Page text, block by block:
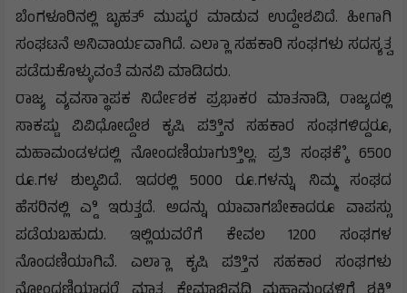
ಬೆಂಗಳೂರಿನಲ್ಲಿ ಬೃಹತ್ ಮುಷ್ಕರ ಮಾಡುವ ಉದ್ದೇಶವಿದೆ. ಹೀಗಾಗಿ
ಸಂಘಟನೆ ಅನಿವಾರ್ಯವಾಗಿದೆ. ಎಲ್ಲಾಾ ಸಹಕಾರಿ ಸಂಘಗಳು ಸದಸ್ಯತ್ವ
ಪಡೆದುಕೊಳ್ಳುವಂತೆ ಮನವಿ ಮಾಡಿದರು.
ರಾಜ್ಯ ವ್ಯವಸ್ಥಾಾಪಕ ನಿರ್ದೇಶಕ ಪ್ರಭಾಕರ ಮಾತನಾಡಿ, ರಾಜ್ಯದಲ್ಲಿ
ಸಾಕಷ್ಟು ವಿವಿಧೋದ್ದೇಶ ಕೃಷಿ ಪತ್ತಿಿನ ಸಹಕಾರ ಸಂಘಗಳಿದ್ದರೂ,
ಮಹಾಮಂಡಳದಲ್ಲಿ ನೋಂದಣಿಯಾಗುತ್ತಿಿಲ್ಲ. ಪ್ರತಿ ಸಂಘಕ್ಕೆೆ 6500
ರೂ.ಗಳ ಶುಲ್ಕವಿದೆ. ಇದರಲ್ಲಿ 5000 ರೂ.ಗಳನ್ನು ನಿಮ್ಮ ಸಂಘದ
ಹೆಸರಿನಲ್ಲಿ ಎ್ಡಿ ಇರುತ್ತದೆ. ಅದನ್ನು ಯಾವಾಗಬೇಕಾದರೂ ವಾಪಸ್ಸು
ಪಡೆಯಬಹುದು. ಇಲ್ಲಿಯವರೆಗೆ ಕೇವಲ 1200 ಸಂಘಗಳ
ನೊಂದಣಿಯಾಗಿವೆ. ಎಲ್ಲಾಾ ಕೃಷಿ ಪತ್ತಿಿನ ಸಹಕಾರ ಸಂಘಗಳು